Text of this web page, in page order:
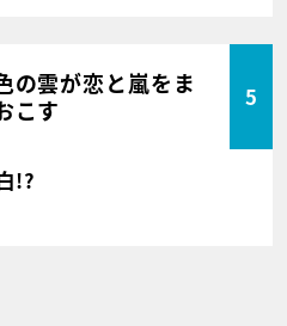
の雲が恋と嵐をま
こす
5
!?